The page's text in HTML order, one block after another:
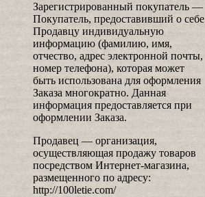
Зарегистрированный покупатель —
Покупатель, предоставивший о себе
Продавцу индивидуальную
информацию (фамилию, имя,
отчество, адрес электронной почты,
номер телефона), которая может
быть использована для оформления
Заказа многократно. Данная
информация предоставляется при
оформлении Заказа.
Продавец — организация,
осуществляющая продажу товаров
посредством Интернет-магазина,
размещенного по адресу:
http://100letie.com/